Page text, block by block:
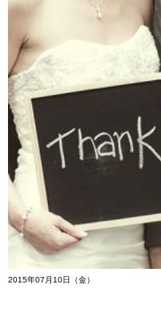
2015年07月10日（金）